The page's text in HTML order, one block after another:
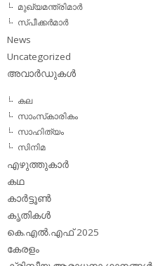
മുഖ്യമന്ത്രിമാര്‍
സ്പീക്കര്‍മാര്‍
News
Uncategorized
അവാര്‍ഡുകള്‍
കല
സാംസ്‌കാരികം
സാഹിത്യം
സിനിമ
എഴുത്തുകാര്‍
കഥ
കാര്‍ട്ടൂണ്‍
കൃതികള്‍
കെ.എല്‍.എഫ് 2025
കേരളം